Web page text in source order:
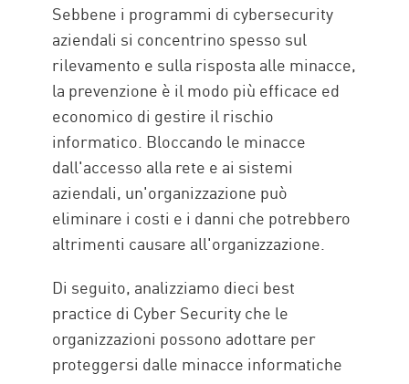
Sebbene i programmi di cybersecurity
aziendali si concentrino spesso sul
rilevamento e sulla risposta alle minacce,
la prevenzione è il modo più efficace ed
economico di gestire il rischio
informatico. Bloccando le minacce
dall'accesso alla rete e ai sistemi
aziendali, un'organizzazione può
eliminare i costi e i danni che potrebbero
altrimenti causare all'organizzazione.
Di seguito, analizziamo dieci best
practice di Cyber Security che le
organizzazioni possono adottare per
proteggersi dalle minacce informatiche